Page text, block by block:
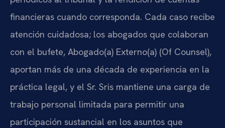
financieras cuando corresponda. Cada caso recibe
atención cuidadosa; los abogados que colaboran
con el bufete, Abogado(a) Externo(a) (Of Counsel),
aportan más de una década de experiencia en la
práctica legal, y el Sr. Sris mantiene una carga de
trabajo personal limitada para permitir una
participación sustancial en los asuntos que